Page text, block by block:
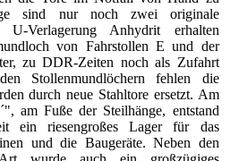
sind nur noch zwei originale
U-Verlagerung Anhydrit erhalten
von Fahrstollen E und der
zu DDR-Zeiten noch als Zufahrt
Stollenmundlöchern fehlen die
durch neue Stahltore ersetzt. Am
am Fuße der Steilhänge, entstand
ein riesengroßes Lager für das
und die Baugeräte. Neben den